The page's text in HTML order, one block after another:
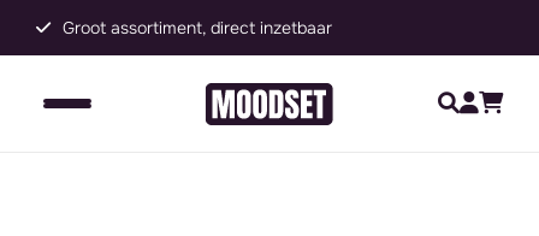
Groot assortiment, direct inzetbaar